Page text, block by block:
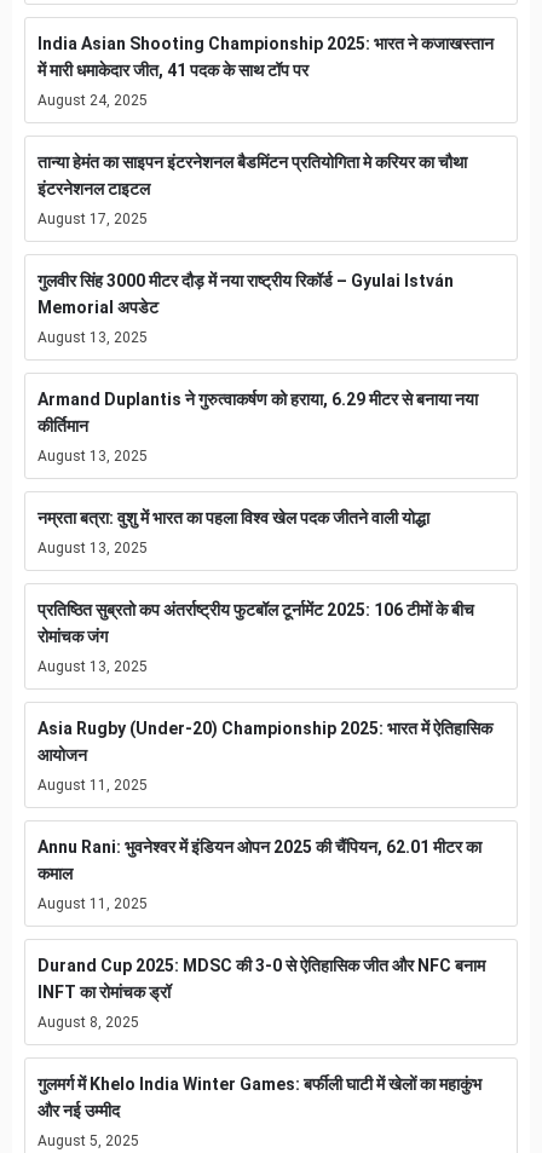
India Asian Shooting Championship 2025: भारत ने कजाखस्तान
में मारी धमाकेदार जीत, 41 पदक के साथ टॉप पर
August 24, 2025
तान्या हेमंत का साइपन इंटरनेशनल बैडमिंटन प्रतियोगिता मे करियर का चौथा
इंटरनेशनल टाइटल
August 17, 2025
गुलवीर सिंह 3000 मीटर दौड़ में नया राष्ट्रीय रिकॉर्ड – Gyulai István
Memorial अपडेट
August 13, 2025
Armand Duplantis ने गुरुत्वाकर्षण को हराया, 6.29 मीटर से बनाया नया
कीर्तिमान
August 13, 2025
नम्रता बत्रा: वुशु में भारत का पहला विश्व खेल पदक जीतने वाली योद्धा
August 13, 2025
प्रतिष्ठित सुब्रतो कप अंतर्राष्ट्रीय फुटबॉल टूर्नामेंट 2025: 106 टीमों के बीच
रोमांचक जंग
August 13, 2025
Asia Rugby (Under-20) Championship 2025: भारत में ऐतिहासिक
आयोजन
August 11, 2025
Annu Rani: भुवनेश्वर में इंडियन ओपन 2025 की चैंपियन, 62.01 मीटर का
कमाल
August 11, 2025
Durand Cup 2025: MDSC की 3-0 से ऐतिहासिक जीत और NFC बनाम
INFT का रोमांचक ड्रॉ
August 8, 2025
गुलमर्ग में Khelo India Winter Games: बर्फीली घाटी में खेलों का महाकुंभ
और नई उम्मीद
August 5, 2025